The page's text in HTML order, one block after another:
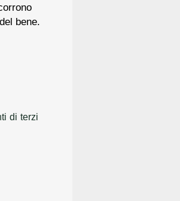
bene.
di terzi